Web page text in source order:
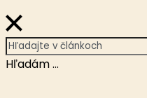
Hľadám ...